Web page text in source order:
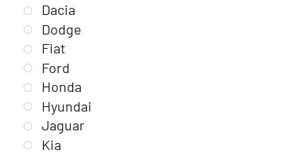
Dacia
Dodge
Fiat
Ford
Honda
Hyundai
Jaguar
Kia